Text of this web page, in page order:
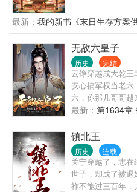
目不暇接。 “抽水
们竟然用纸....？
这.......” ........ 不
看小县令如何玩转
架空史观，借鉴了
最新： 我的新书《末日生存方案
无敌六皇子
历史 完结
云铮穿越成大乾
安心搞军权当老
六，你那几哥哥
他们！ 太子：老
你哥啊！ 大臣：
样？
最新： 第1634
镇北王
历史 连载
关宁穿越了，志
世子，却成了被
祚不能过三百年